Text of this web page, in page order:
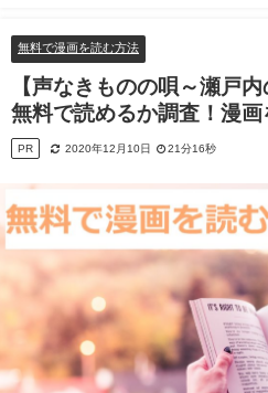
無料で漫画を読む方法
【声なきものの唄～瀬戸
無料で読めるか調査！漫
PR 2020年12月10日 21分16秒